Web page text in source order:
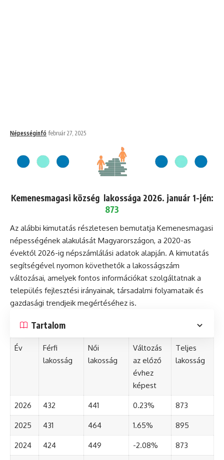
Népességinfó február 27, 2025
Kemenesmagasi község lakossága 2026. január 1-jén:
873
Az alábbi kimutatás részletesen bemutatja Kemenesmagasi
népességének alakulását Magyarországon, a 2020-as
évektől 2026-ig népszámlálási adatok alapján. A kimutatás
segítségével nyomon követhetők a lakosságszám
változásai, amelyek fontos információkat szolgáltatnak a
település fejlesztési irányainak, társadalmi folyamataik és
gazdasági trendjeik megértéséhez is.
Tartalom
Év
Férfi
lakosság
Női
lakosság
Változás
az előző
évhez
képest
Teljes
lakosság
2026 432 441 0.23% 873
2025 431 464 1.65% 895
2024 424 449 -2.08% 873